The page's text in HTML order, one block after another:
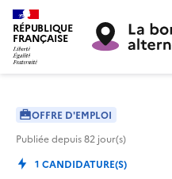
RÉPUBLIQUE
FRANÇAISE
OFFRE D'EMPLOI
Publiée depuis82 jour(s)
1 CANDIDATURE(S)